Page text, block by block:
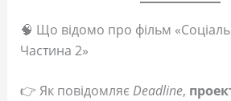
🧠 Що відомо про фільм
Частина 2»
👉 Як повідомляє Deadline,